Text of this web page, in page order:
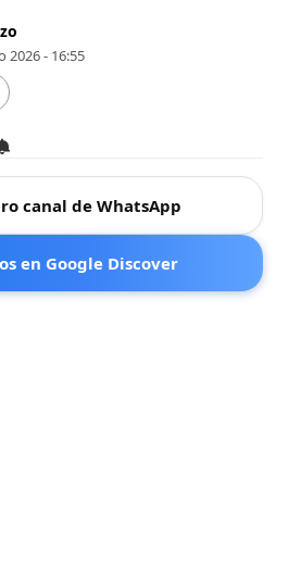
2026 - 16:55
canal de WhatsApp
en Google Discover